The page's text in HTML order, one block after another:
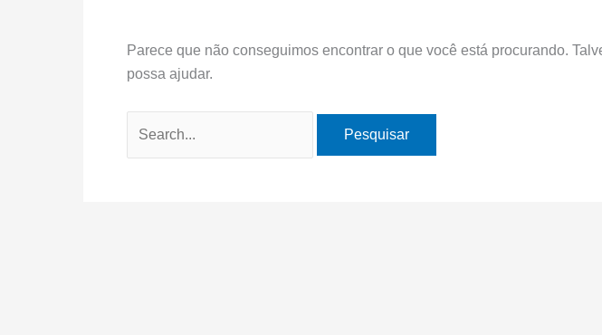
Parece que não conseguimos encontrar o que você está procurando.
possa ajudar.